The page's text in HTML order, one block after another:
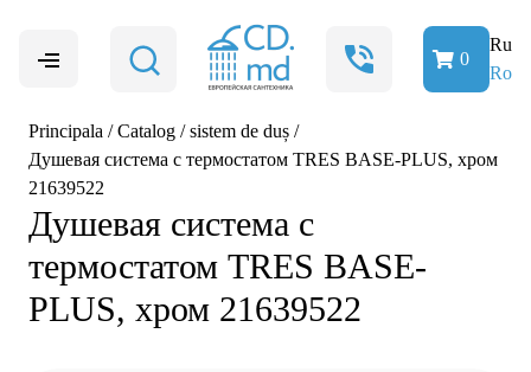
0
Ru
Ro
Principala / Catalog / sistem de duș /
Душевая система с термостатом TRES BASE-PLUS, хром
21639522
Душевая система с
термостатом TRES BASE-
PLUS, хром 21639522